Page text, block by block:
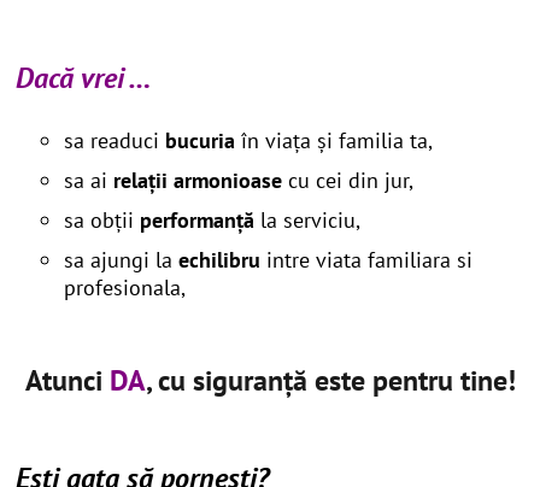
Dacă vrei …
sa readuci bucuria în viața și familia ta,
sa ai relații armonioase cu cei din jur,
sa obții performanță la serviciu,
sa ajungi laechilibru intre viata familiara si
profesionala,
Atunci DA, cu siguranță este pentru tine!
Ești gata să pornești?